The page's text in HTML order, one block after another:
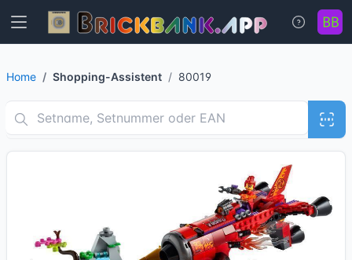
Home Shopping-Assistent 80019